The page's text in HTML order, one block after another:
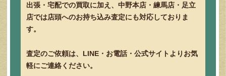
出張・宅配での買取に加え、中野本店・練馬店・足立
店では店頭へのお持ち込み査定にも対応しておりま
す。
査定のご依頼は、LINE・お電話・公式サイトよりお気
軽にご連絡ください。